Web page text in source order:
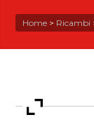
Home > Ricambi